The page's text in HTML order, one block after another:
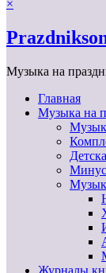
×
Музыка на
Главная
Музыка на